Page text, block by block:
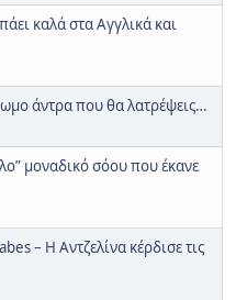
καλά στα Αγγλικά και
άντρα που θα λατρέψεις…
μοναδικό σόου που έκανε
– Η Αντζελίνα κέρδισε τις